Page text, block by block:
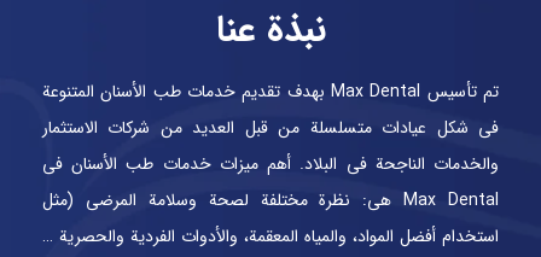
نبذة عنا
تم تأسيس Max Dental بهدف تقديم خدمات طب الأسنان المتنوعة
في شكل عيادات متسلسلة من قبل العديد من شركات الاستثمار
والخدمات الناجحة في البلاد. أهم ميزات خدمات طب الأسنان في
Max Dental هي: نظرة مختلفة لصحة وسلامة المرضى (مثل
استخدام أفضل المواد، والمياه المعقمة، والأدوات الفردية والحصرية …